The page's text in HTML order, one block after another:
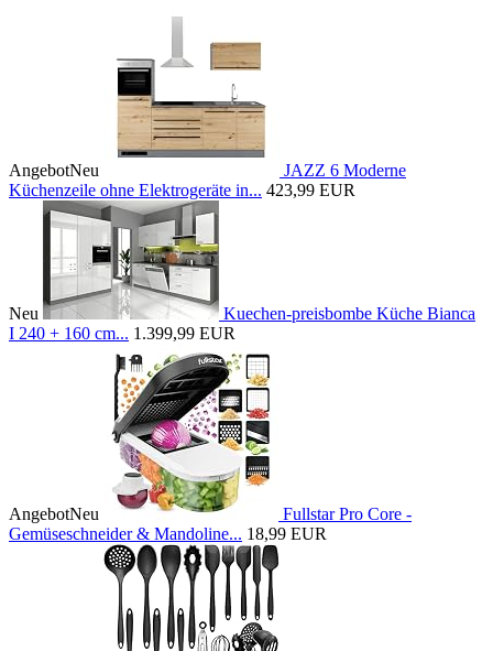
AngebotNeu
JAZZ 6 Moderne
Küchenzeile ohne Elektrogeräte in... 423,99 EUR
Neu
Kuechen-preisbombe Küche Bianca
I 240 + 160 cm... 1.399,99 EUR
AngebotNeu
Fullstar Pro Core -
Gemüseschneider & Mandoline... 18,99 EUR